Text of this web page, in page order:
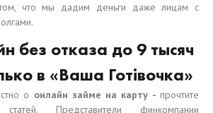
что мы дадим деньги даже лицам с
без отказа до 9 тысяч
в «Ваша Готівочка»
о онлайн займе на карту - прочтите
Представители финкомпании